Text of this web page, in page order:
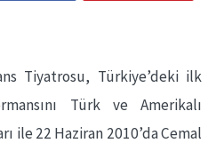
Tiyatrosu, Türkiye’deki ilk
Türk ve Amerikalı
ile 22 Haziran 2010’da Cemal